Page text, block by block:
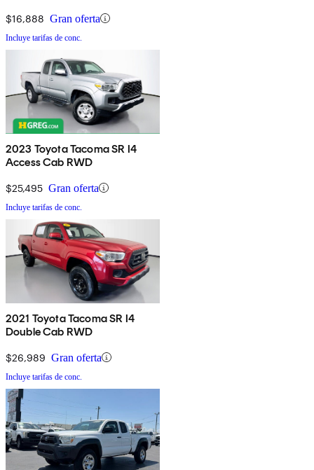
$16,888 Gran oferta
Incluye tarifas de conc.
2023 Toyota Tacoma SR I4
Access Cab RWD
$25,495 Gran oferta
Incluye tarifas de conc.
2021 Toyota Tacoma SR I4
Double Cab RWD
$26,989 Gran oferta
Incluye tarifas de conc.